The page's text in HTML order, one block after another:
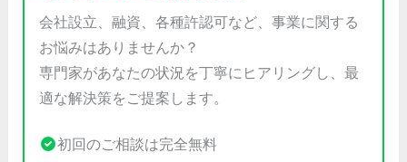
会社設立、融資、各種許認可など、事業に関する
お悩みはありませんか？
専門家があなたの状況を丁寧にヒアリングし、最
適な解決策をご提案します。
初回のご相談は完全無料